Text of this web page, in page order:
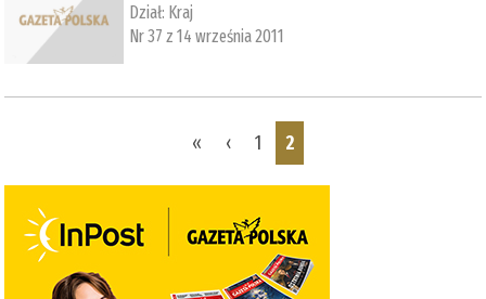
Dział: Kraj
Nr 37 z 14 września 2011
« ‹ 1 2